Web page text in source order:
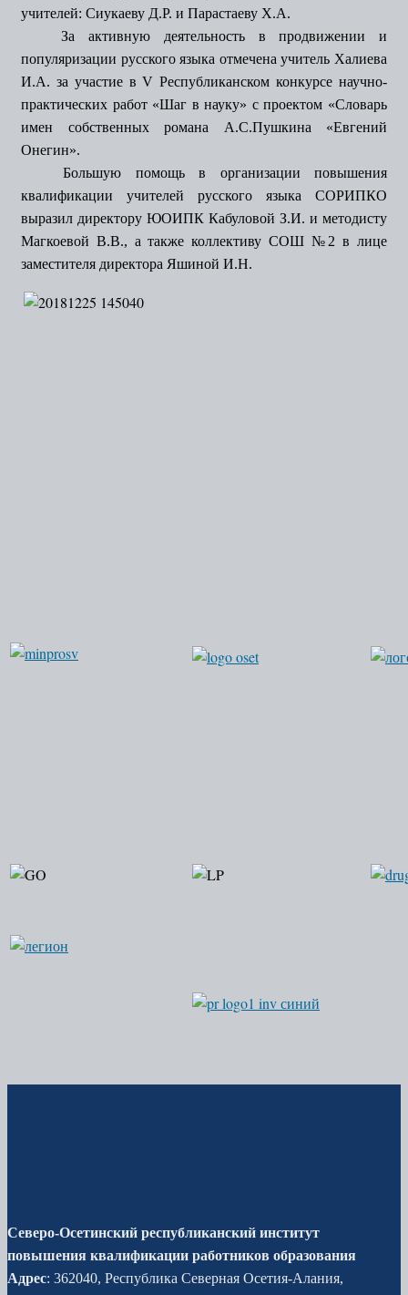
учителей: Сиукаеву Д.Р. и Парастаеву Х.А.
За активную деятельность в продвижении и
популяризации русского языка отмечена учитель Халиева
И.А. за участие в V Республиканском конкурсе научно-
практических работ «Шаг в науку» с проектом «Словарь
имен собственных романа А.С.Пушкина «Евгений
Онегин».
Большую помощь в организации повышения
квалификации учителей русского языка СОРИПКО
выразил директору ЮОИПК Кабуловой З.И. и методисту
Магкоевой В.В., а также коллективу СОШ №2 в лице
заместителя директора Яшиной И.Н.
Северо-Осетинский республиканский институт
повышения квалификации работников образования
Адрес: 362040, Республика Северная Осетия-Алания,